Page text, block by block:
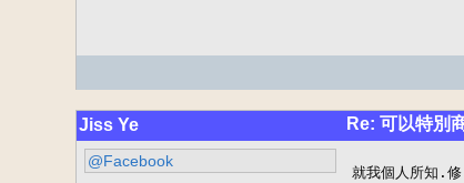
Jiss Ye Re: 可以特別
@Facebook
就我個人所知.